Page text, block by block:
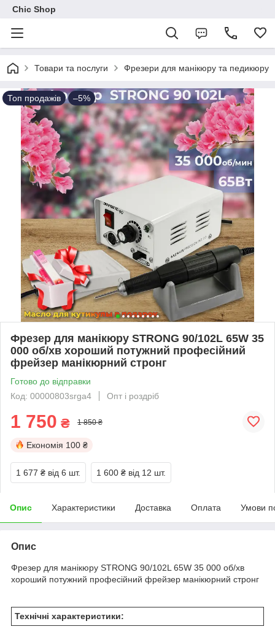
Chic Shop
Товари та послуги Фрезери для манікюру та педикюру
Топ продажів –5%
Фрезер для манікюру STRONG 90/102L 65W 35
000 об/хв хороший потужний професійний
фрейзер манікюрний стронг
Готово до відправки
Код: 00000803srga4
Опт і роздріб
1 750 ₴ 1 850 ₴
Економія 100 ₴
1 677 ₴ від 6 шт. 1 600 ₴ від 12 шт.
Опис Характеристики Доставка Оплата Умови
Опис
Фрезер для манікюру STRONG 90/102L 65W 35 000 об/хв
хороший потужний професійний фрейзер манікюрний стронг
Технічні характеристики: